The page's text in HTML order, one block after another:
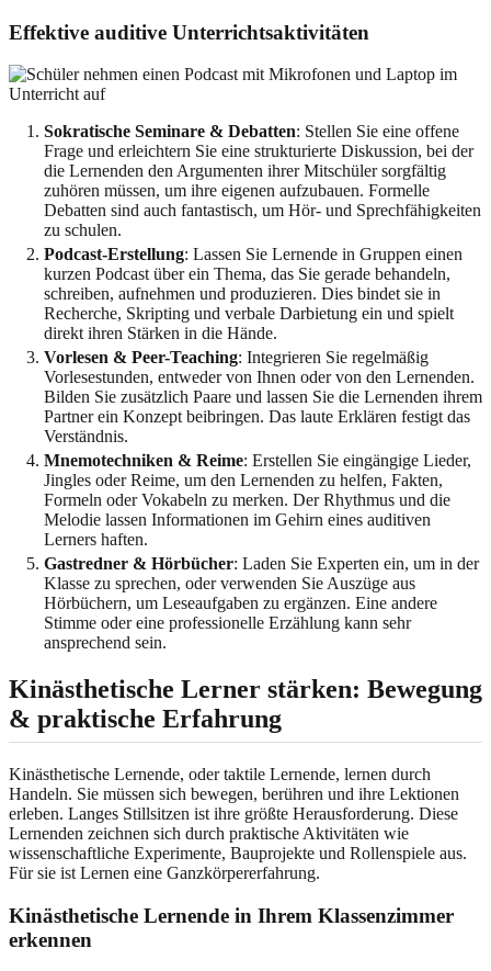
Effektive auditive Unterrichtsaktivitäten
Sokratische Seminare & Debatten: Stellen Sie eine offene
Frage und erleichtern Sie eine strukturierte Diskussion, bei der
die Lernenden den Argumenten ihrer Mitschüler sorgfältig
zuhören müssen, um ihre eigenen aufzubauen. Formelle
Debatten sind auch fantastisch, um Hör- und Sprechfähigkeiten
zu schulen.
Podcast-Erstellung: Lassen Sie Lernende in Gruppen einen
kurzen Podcast über ein Thema, das Sie gerade behandeln,
schreiben, aufnehmen und produzieren. Dies bindet sie in
Recherche, Skripting und verbale Darbietung ein und spielt
direkt ihren Stärken in die Hände.
Vorlesen & Peer-Teaching: Integrieren Sie regelmäßig
Vorlesestunden, entweder von Ihnen oder von den Lernenden.
Bilden Sie zusätzlich Paare und lassen Sie die Lernenden ihrem
Partner ein Konzept beibringen. Das laute Erklären festigt das
Verständnis.
Mnemotechniken & Reime: Erstellen Sie eingängige Lieder,
Jingles oder Reime, um den Lernenden zu helfen, Fakten,
Formeln oder Vokabeln zu merken. Der Rhythmus und die
Melodie lassen Informationen im Gehirn eines auditiven
Lerners haften.
Gastredner & Hörbücher: Laden Sie Experten ein, um in der
Klasse zu sprechen, oder verwenden Sie Auszüge aus
Hörbüchern, um Leseaufgaben zu ergänzen. Eine andere
Stimme oder eine professionelle Erzählung kann sehr
ansprechend sein.
Kinästhetische Lerner stärken: Bewegung
& praktische Erfahrung
Kinästhetische Lernende, oder taktile Lernende, lernen durch
Handeln. Sie müssen sich bewegen, berühren und ihre Lektionen
erleben. Langes Stillsitzen ist ihre größte Herausforderung. Diese
Lernenden zeichnen sich durch praktische Aktivitäten wie
wissenschaftliche Experimente, Bauprojekte und Rollenspiele aus.
Für sie ist Lernen eine Ganzkörpererfahrung.
Kinästhetische Lernende in Ihrem Klassenzimmer
erkennen